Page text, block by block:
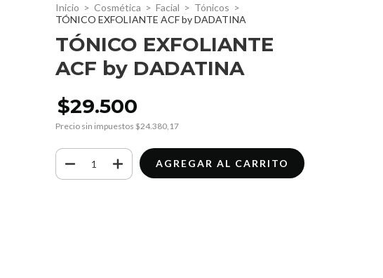
Inicio > Cosmética > Facial > Tónicos >
TÓNICO EXFOLIANTE ACF by DADATINA
TÓNICO EXFOLIANTE
ACF by DADATINA
$29.500
Precio sin impuestos $24.380,17